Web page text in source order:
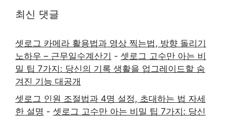
최신 댓글
셋로그 카메라 활용법과 영상 찍는법, 방향 돌리기
노하우 – 근무일수계산기 - 셋로그 고수만 아는 비
밀 팁 7가지: 당신의 기록 생활을 업그레이드할 숨
겨진 기능 대공개
셋로그 인원 조절법과 4명 설정, 초대하는 법 자세
한 설명 - 셋로그 고수만 아는 비밀 팁 7가지: 당신